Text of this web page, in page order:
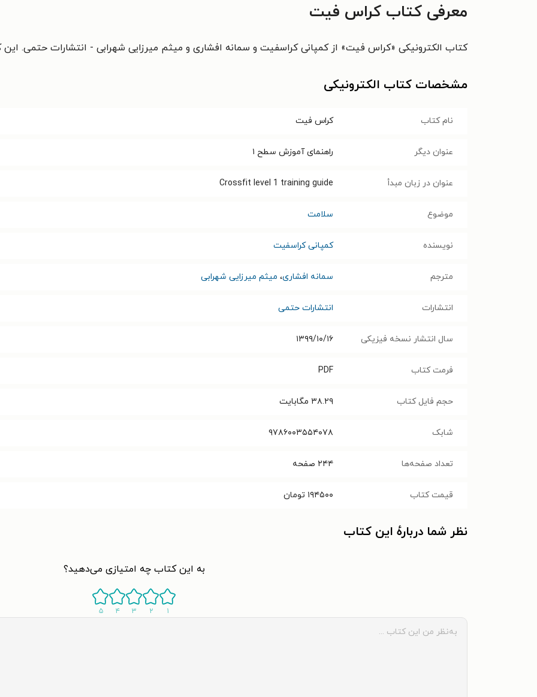
معرفی کتاب کراس فیت
کتاب الکترونیکی «کراس فیت» از کمپانی کراسفیت و سمانه افشاری و میثم میرزایی شهرابی - انتشارات حتمی. این
مشخصات کتاب الکترونیکی
نام کتاب کراس فیت
عنوان دیگر راهنمای آموزش سطح ۱
عنوان در زبان مبدأ Crossfit level 1 training guide
موضوع سلامت
نویسنده کمپانی کراسفیت
مترجم سمانه افشاری، میثم میرزایی شهرابی
انتشارات انتشارات حتمی
سال انتشار نسخه فیزیکی ۱۳۹۹/۱۰/۱۶
فرمت کتاب PDF
حجم فایل کتاب ۳۸.۲۹ مگابایت
شابک ۹۷۸۶۰۰۳۵۵۴۰۷۸
تعداد صفحه‌ها ۲۴۴ صفحه
قیمت کتاب ۱۹۴۵۰۰ تومان
نظر شما دربارهٔ این کتاب
به این کتاب چه امتیازی می‌دهید؟
۱ ۲ ۳ ۴ ۵